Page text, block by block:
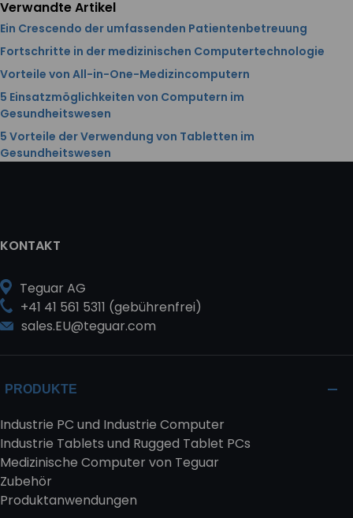
Verwandte Artikel
Ein Crescendo der umfassenden Patientenbetreuung
Fortschritte in der medizinischen Computertechnologie
Vorteile von All-in-One-Medizincomputern
5 Einsatzmöglichkeiten von Computern im
Gesundheitswesen
5 Vorteile der Verwendung von Tabletten im
Gesundheitswesen
KONTAKT
Teguar AG
+41 41 561 5311 (gebührenfrei)
sales.EU@teguar.com
PRODUKTE
Industrie PC und Industrie Computer
Industrie Tablets und Rugged Tablet PCs
Medizinische Computer von Teguar
Zubehör
Produktanwendungen